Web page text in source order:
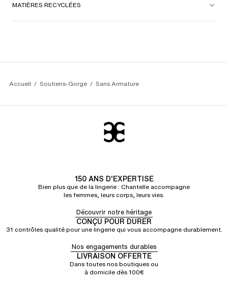
MATIÈRES RECYCLÉES
Accueil Soutiens-Gorge Sans Armature
150 ANS D'EXPERTISE
Bien plus que de la lingerie : Chantelle accompagne
les femmes, leurs corps, leurs vies.
Découvrir notre héritage
CONÇU POUR DURER
31 contrôles qualité pour une lingerie qui vous accompagne durablement.
Nos engagements durables
LIVRAISON OFFERTE
Dans toutes nos boutiques ou
à domicile dès 100€